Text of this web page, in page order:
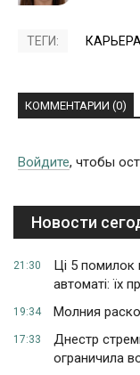
ТЕГИ: КАРЬЕРА
КОММЕНТАРИИ (0)
Войдите, чтобы
Новости
21:30
Ці 5 помилок
автоматі: їх
19:34 Молния
17:33
Днестр
ограничила